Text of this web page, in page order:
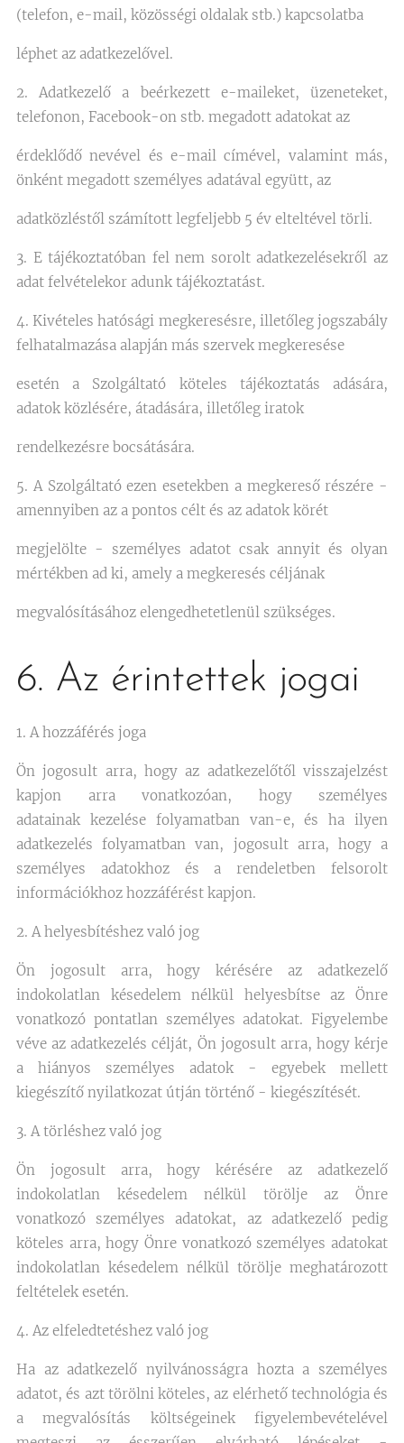
(telefon, e-mail, közösségi oldalak stb.) kapcsolatba
léphet az adatkezelővel.
2. Adatkezelő a beérkezett e-maileket, üzeneteket,
telefonon, Facebook-on stb. megadott adatokat az
érdeklődő nevével és e-mail címével, valamint más,
önként megadott személyes adatával együtt, az
adatközléstől számított legfeljebb 5 év elteltével törli.
3. E tájékoztatóban fel nem sorolt adatkezelésekről az
adat felvételekor adunk tájékoztatást.
4. Kivételes hatósági megkeresésre, illetőleg jogszabály
felhatalmazása alapján más szervek megkeresése
esetén a Szolgáltató köteles tájékoztatás adására,
adatok közlésére, átadására, illetőleg iratok
rendelkezésre bocsátására.
5. A Szolgáltató ezen esetekben a megkereső részére -
amennyiben az a pontos célt és az adatok körét
megjelölte - személyes adatot csak annyit és olyan
mértékben ad ki, amely a megkeresés céljának
megvalósításához elengedhetetlenül szükséges.
6. Az érintettek jogai
1. A hozzáférés joga
Ön jogosult arra, hogy az adatkezelőtől visszajelzést
kapjon arra vonatkozóan, hogy személyes
adatainak kezelése folyamatban van-e, és ha ilyen
adatkezelés folyamatban van, jogosult arra, hogy a
személyes adatokhoz és a rendeletben felsorolt
információkhoz hozzáférést kapjon.
2. A helyesbítéshez való jog
Ön jogosult arra, hogy kérésére az adatkezelő
indokolatlan késedelem nélkül helyesbítse az Önre
vonatkozó pontatlan személyes adatokat. Figyelembe
véve az adatkezelés célját, Ön jogosult arra, hogy kérje
a hiányos személyes adatok - egyebek mellett
kiegészítő nyilatkozat útján történő - kiegészítését.
3. A törléshez való jog
Ön jogosult arra, hogy kérésére az adatkezelő
indokolatlan késedelem nélkül törölje az Önre
vonatkozó személyes adatokat, az adatkezelő pedig
köteles arra, hogy Önre vonatkozó személyes adatokat
indokolatlan késedelem nélkül törölje meghatározott
feltételek esetén.
4. Az elfeledtetéshez való jog
Ha az adatkezelő nyilvánosságra hozta a személyes
adatot, és azt törölni köteles, az elérhető technológia és
a megvalósítás költségeinek figyelembevételével